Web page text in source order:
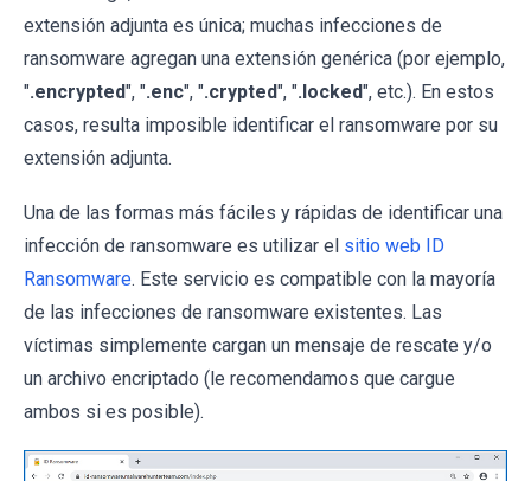
extensión adjunta es única; muchas infecciones de
ransomware agregan una extensión genérica (por ejemplo,
".encrypted", ".enc", ".crypted", ".locked", etc.). En estos
casos, resulta imposible identificar el ransomware por su
extensión adjunta.
Una de las formas más fáciles y rápidas de identificar una
infección de ransomware es utilizar el sitio web ID
Ransomware. Este servicio es compatible con la mayoría
de las infecciones de ransomware existentes. Las
víctimas simplemente cargan un mensaje de rescate y/o
un archivo encriptado (le recomendamos que cargue
ambos si es posible).